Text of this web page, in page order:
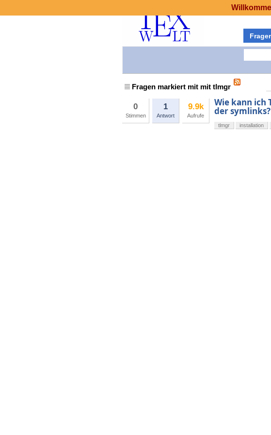
Fragen markiert mit mit tlmgr
0
Stimmen
1
Antwort
9.9k
Aufrufe
Wie kann ich
der symlinks?
tlmgr installation